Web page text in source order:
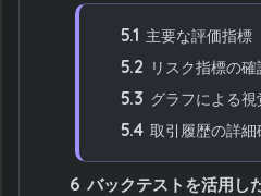
5.1 主要な評価指標
5.2 リスク指標の確
5.3 グラフによる視
5.4 取引履歴の詳細
6 バックテストを活用し